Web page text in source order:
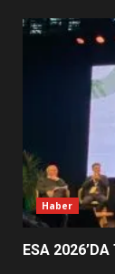
4Haber
ESA